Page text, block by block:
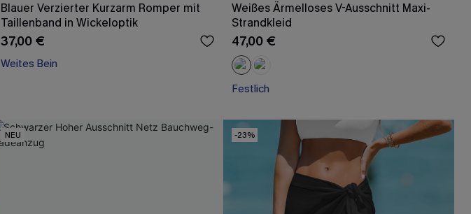
Blauer Verzierter Kurzarm Romper mit
Taillenband in Wickeloptik
37,00 €
Weites Bein
Weißes Ärmelloses V-Ausschnitt Maxi-
Strandkleid
47,00 €
Festlich
NEU -23%